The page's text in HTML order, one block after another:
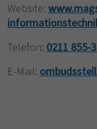
Website:
Telefon: 0211 855-
E-Mail: